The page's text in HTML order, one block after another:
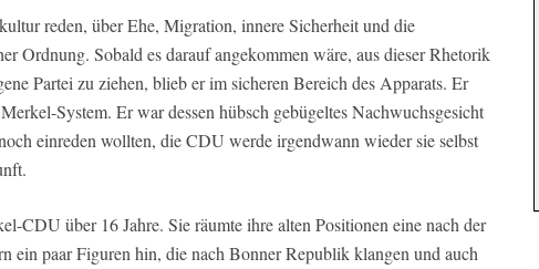
reden, über Ehe, Migration, innere Sicherheit und die
Ordnung. Sobald es darauf angekommen wäre, aus dieser Rhetorik
Partei zu ziehen, blieb er im sicheren Bereich des Apparats. Er
System. Er war dessen hübsch gebügeltes Nachwuchsgesicht
einreden wollten, die CDU werde irgendwann wieder sie selbst
CDU über 16 Jahre. Sie räumte ihre alten Positionen eine nach der
ein paar Figuren hin, die nach Bonner Republik klangen und auch